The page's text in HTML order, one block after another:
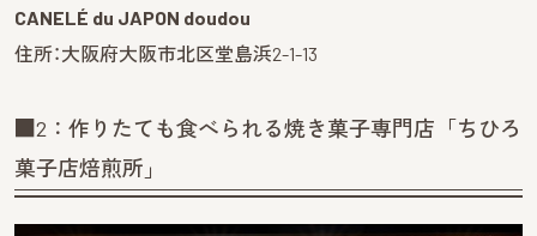
CANELÉ du JAPON doudou
住所：大阪府大阪市北区堂島浜2-1-13
■2：作りたても食べられる焼き菓子専門店「ちひろ
菓子店焙煎所」